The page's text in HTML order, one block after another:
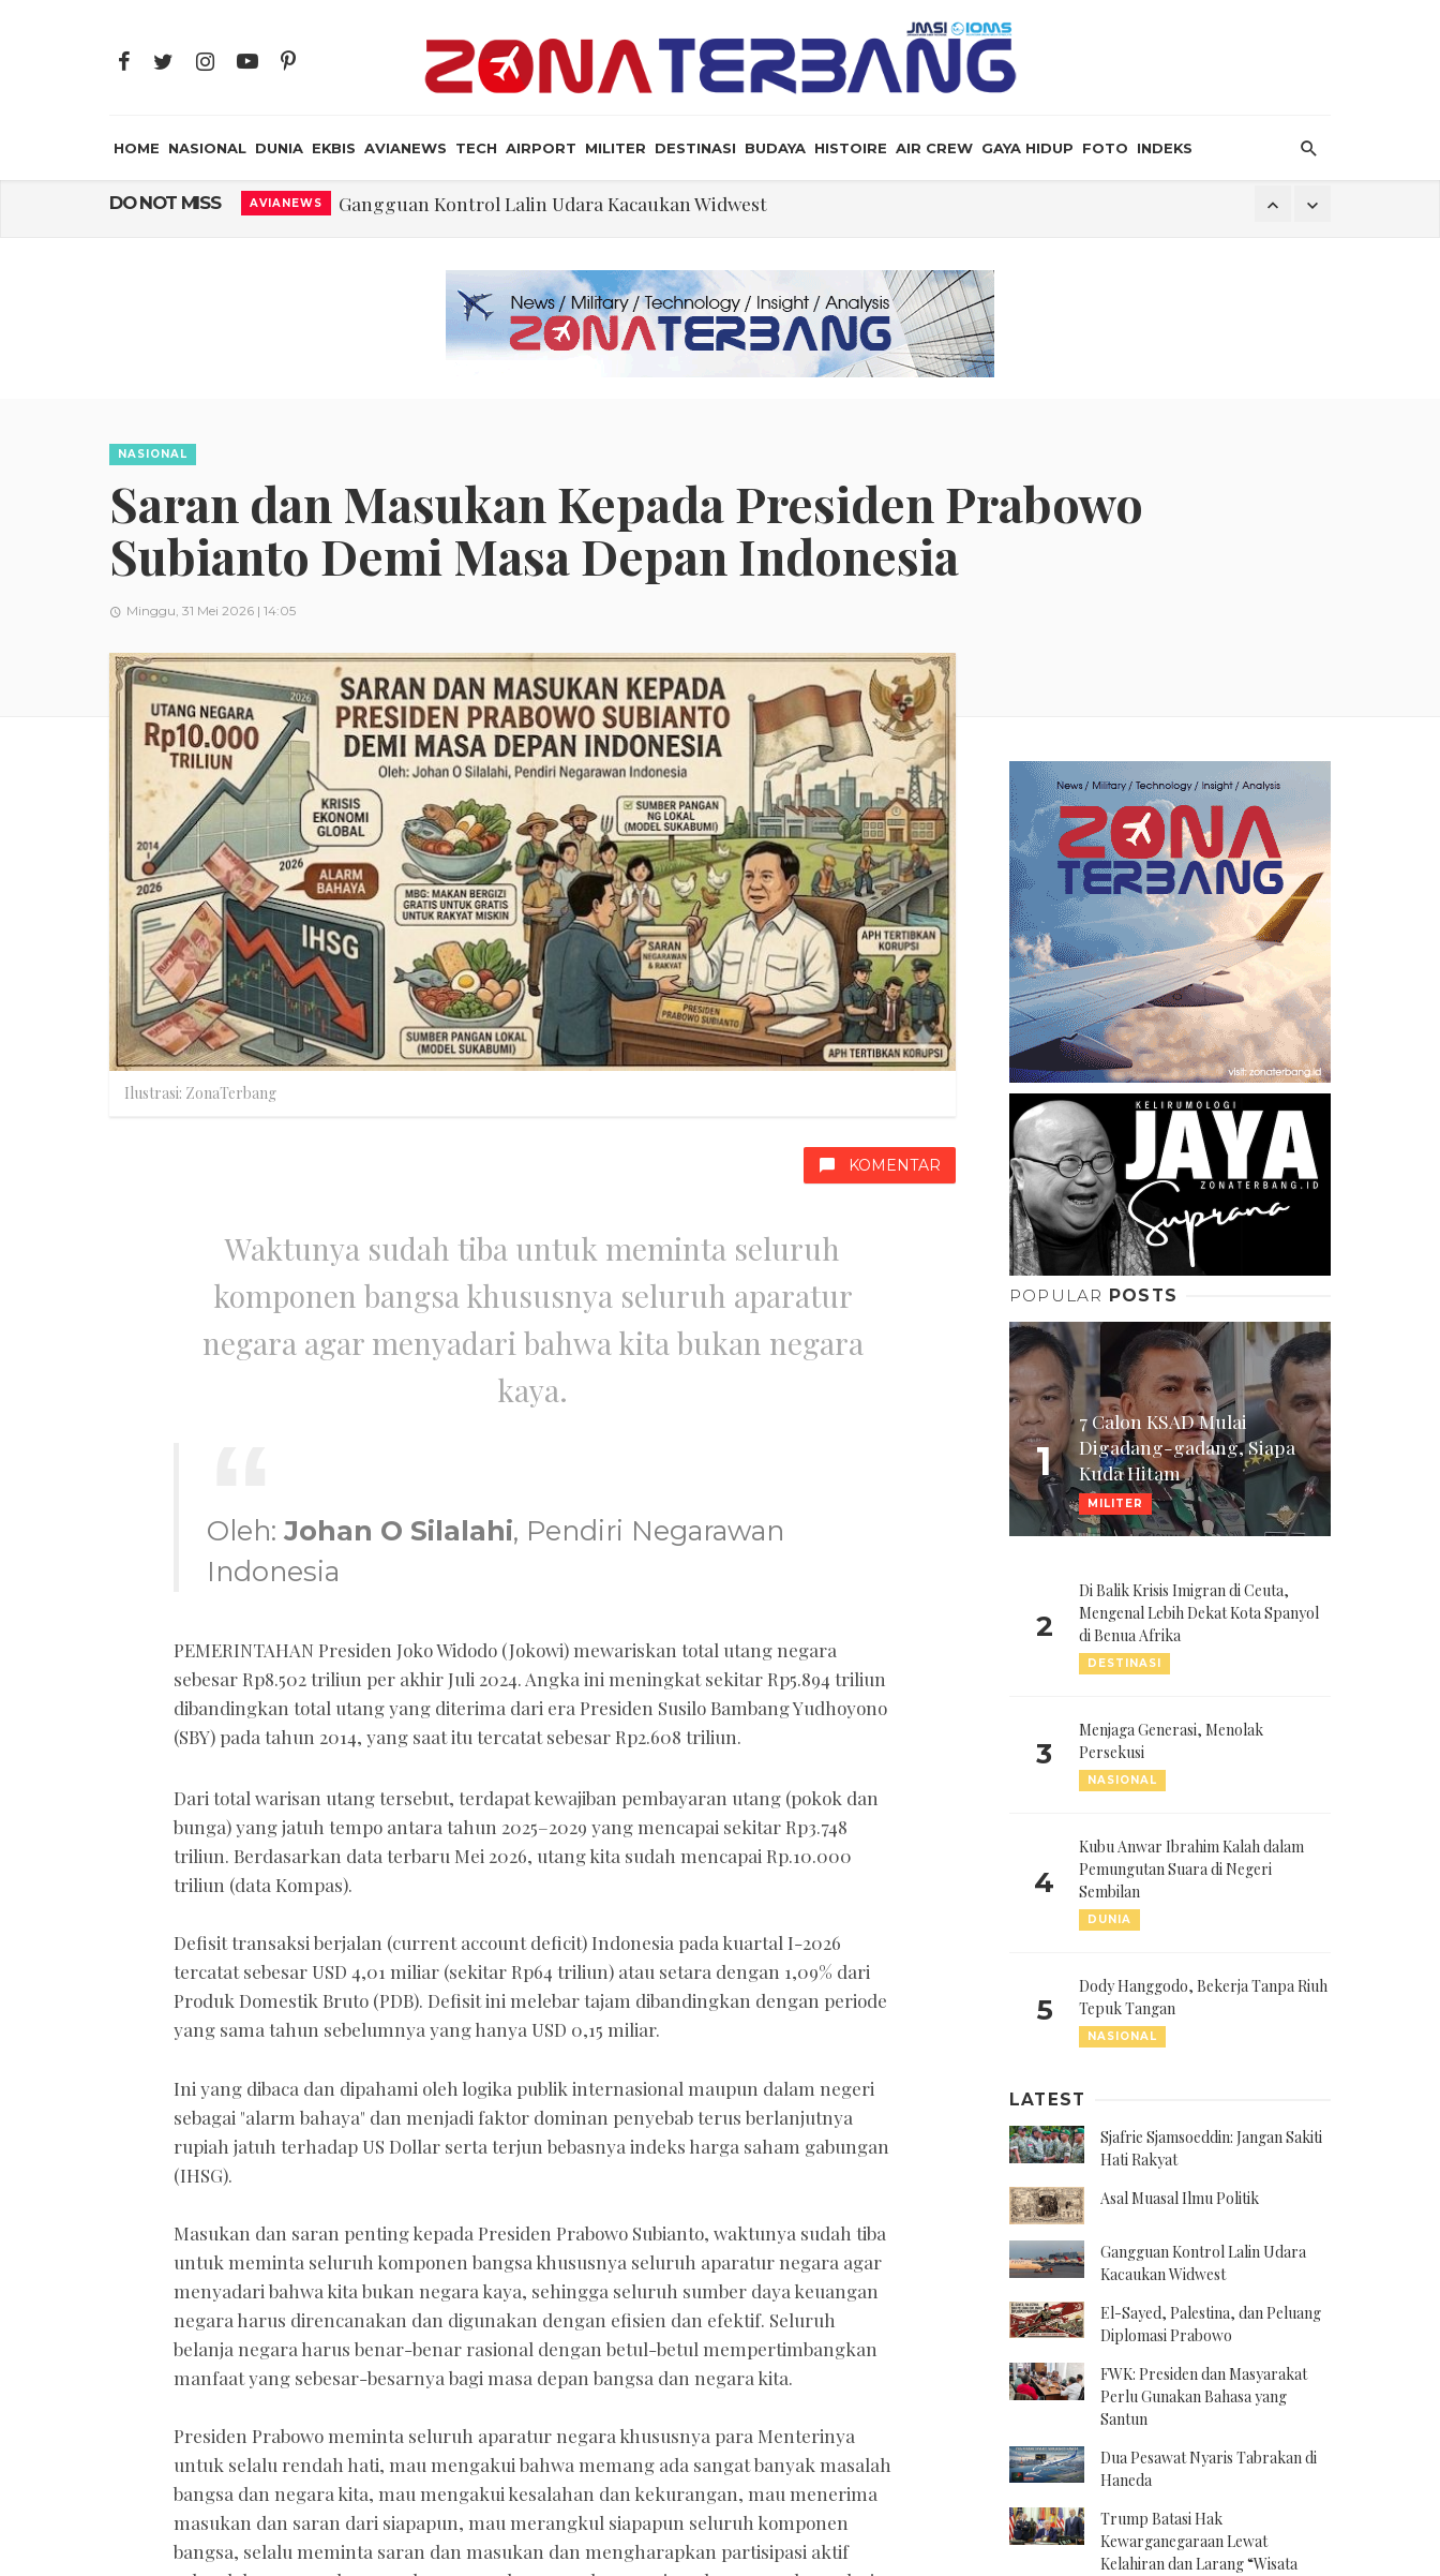
HOME NASIONAL DUNIA EKBIS AVIANEWS TECH AIRPORT MILITER DESTINASI BUDAYA HISTOIRE AIR CREW GAYA HIDUP FOTO INDEKS
DO NOT MISS DUNIA El-Sayed, Palestina, dan Peluang Diplomasi Prabowo
Dua Pesawat Nyaris Tabrakan di Haneda
Trump Batasi Hak Kewarganegaraan Lewat Kelahiran dan Larang “Wisata Bersalin”
Sjafrie Sjamsoeddin: Jangan Sakiti Hati Rakyat
NASIONAL
Saran dan Masukan Kepada Presiden Prabowo
Subianto Demi Masa Depan Indonesia
Minggu, 31 Mei 2026 | 14:05
Ilustrasi: ZonaTerbang
KOMENTAR
Waktunya sudah tiba untuk meminta seluruh
komponen bangsa khususnya seluruh aparatur
negara agar menyadari bahwa kita bukan negara
kaya.
Oleh: Johan O Silalahi, Pendiri Negarawan
Indonesia
PEMERINTAHAN Presiden Joko Widodo (Jokowi) mewariskan total utang negara
sebesar Rp8.502 triliun per akhir Juli 2024. Angka ini meningkat sekitar Rp5.894 triliun
dibandingkan total utang yang diterima dari era Presiden Susilo Bambang Yudhoyono
(SBY) pada tahun 2014, yang saat itu tercatat sebesar Rp2.608 triliun.
Dari total warisan utang tersebut, terdapat kewajiban pembayaran utang (pokok dan
bunga) yang jatuh tempo antara tahun 2025–2029 yang mencapai sekitar Rp3.748
triliun. Berdasarkan data terbaru Mei 2026, utang kita sudah mencapai Rp.10.000
triliun (data Kompas).
Defisit transaksi berjalan (current account deficit) Indonesia pada kuartal I-2026
tercatat sebesar USD 4,01 miliar (sekitar Rp64 triliun) atau setara dengan 1,09% dari
Produk Domestik Bruto (PDB). Defisit ini melebar tajam dibandingkan dengan periode
yang sama tahun sebelumnya yang hanya USD 0,15 miliar.
Ini yang dibaca dan dipahami oleh logika publik internasional maupun dalam negeri
sebagai "alarm bahaya" dan menjadi faktor dominan penyebab terus berlanjutnya
rupiah jatuh terhadap US Dollar serta terjun bebasnya indeks harga saham gabungan
(IHSG).
Masukan dan saran penting kepada Presiden Prabowo Subianto, waktunya sudah tiba
untuk meminta seluruh komponen bangsa khususnya seluruh aparatur negara agar
menyadari bahwa kita bukan negara kaya, sehingga seluruh sumber daya keuangan
negara harus direncanakan dan digunakan dengan efisien dan efektif. Seluruh
belanja negara harus benar-benar rasional dengan betul-betul mempertimbangkan
manfaat yang sebesar-besarnya bagi masa depan bangsa dan negara kita.
Presiden Prabowo meminta seluruh aparatur negara khususnya para Menterinya
untuk selalu rendah hati, mau mengakui bahwa memang ada sangat banyak masalah
bangsa dan negara kita, mau mengakui kesalahan dan kekurangan, mau menerima
masukan dan saran dari siapapun, mau merangkul siapapun seluruh komponen
bangsa, selalu meminta saran dan masukan dan mengharapkan partisipasi aktif
POPULAR POSTS
1
7 Calon KSAD Mulai
Digadang-gadang, Siapa
Kuda Hitam
MILITER
2
Di Balik Krisis Imigran di Ceuta,
Mengenal Lebih Dekat Kota Spanyol
di Benua Afrika
DESTINASI
3
Menjaga Generasi, Menolak
Persekusi
NASIONAL
4
Kubu Anwar Ibrahim Kalah dalam
Pemungutan Suara di Negeri
Sembilan
DUNIA
5
Dody Hanggodo, Bekerja Tanpa Riuh
Tepuk Tangan
NASIONAL
LATEST
Sjafrie Sjamsoeddin: Jangan Sakiti
Hati Rakyat
Asal Muasal Ilmu Politik
Gangguan Kontrol Lalin Udara
Kacaukan Widwest
El-Sayed, Palestina, dan Peluang
Diplomasi Prabowo
FWK: Presiden dan Masyarakat
Perlu Gunakan Bahasa yang
Santun
Dua Pesawat Nyaris Tabrakan di
Haneda
Trump Batasi Hak
Kewarganegaraan Lewat
Kelahiran dan Larang “Wisata